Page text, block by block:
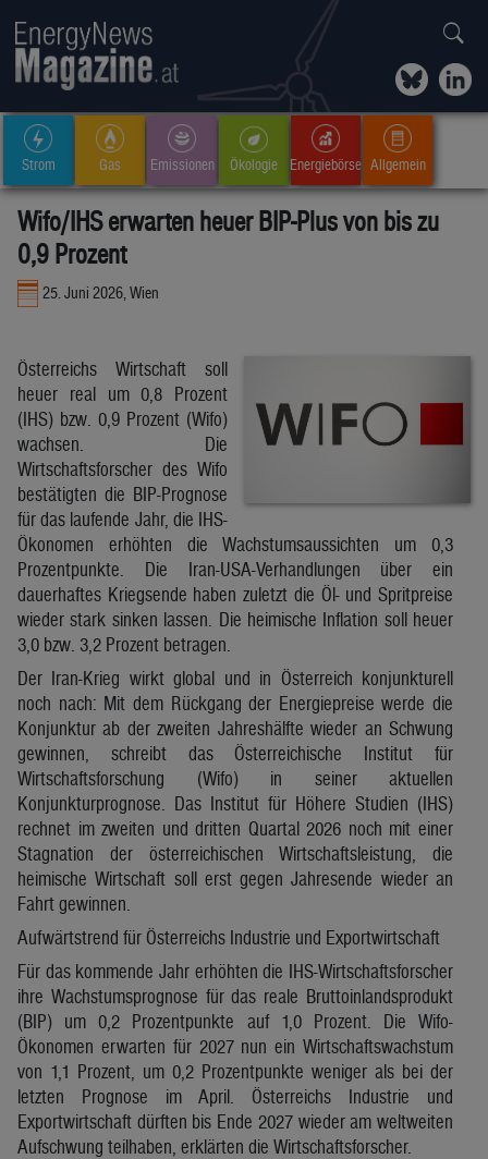
Strom Gas Emissionen Ökologie Energiebörse Allgemein
Wifo/IHS erwarten heuer BIP-Plus von bis zu
0,9 Prozent
25. Juni 2026, Wien
Österreichs Wirtschaft soll
heuer real um 0,8 Prozent
(IHS) bzw. 0,9 Prozent (Wifo)
wachsen. Die
Wirtschaftsforscher des Wifo
bestätigten die BIP-Prognose
für das laufende Jahr, die IHS-
Ökonomen erhöhten die Wachstumsaussichten um 0,3
Prozentpunkte. Die Iran-USA-Verhandlungen über ein
dauerhaftes Kriegsende haben zuletzt die Öl- und Spritpreise
wieder stark sinken lassen. Die heimische Inflation soll heuer
3,0 bzw. 3,2 Prozent betragen.
Der Iran-Krieg wirkt global und in Österreich konjunkturell
noch nach: Mit dem Rückgang der Energiepreise werde die
Konjunktur ab der zweiten Jahreshälfte wieder an Schwung
gewinnen, schreibt das Österreichische Institut für
Wirtschaftsforschung (Wifo) in seiner aktuellen
Konjunkturprognose. Das Institut für Höhere Studien (IHS)
rechnet im zweiten und dritten Quartal 2026 noch mit einer
Stagnation der österreichischen Wirtschaftsleistung, die
heimische Wirtschaft soll erst gegen Jahresende wieder an
Fahrt gewinnen.
Aufwärtstrend für Österreichs Industrie und Exportwirtschaft
Für das kommende Jahr erhöhten die IHS-Wirtschaftsforscher
ihre Wachstumsprognose für das reale Bruttoinlandsprodukt
(BIP) um 0,2 Prozentpunkte auf 1,0 Prozent. Die Wifo-
Ökonomen erwarten für 2027 nun ein Wirtschaftswachstum
von 1,1 Prozent, um 0,2 Prozentpunkte weniger als bei der
letzten Prognose im April. Österreichs Industrie und
Exportwirtschaft dürften bis Ende 2027 wieder am weltweiten
Aufschwung teilhaben, erklärten die Wirtschaftsforscher.